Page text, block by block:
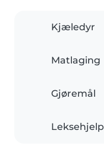
Kjæledyr
Matlaging
Gjøremål
Leksehjelp